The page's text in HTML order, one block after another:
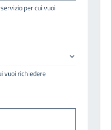
per cui vuoi
vuoi richiedere